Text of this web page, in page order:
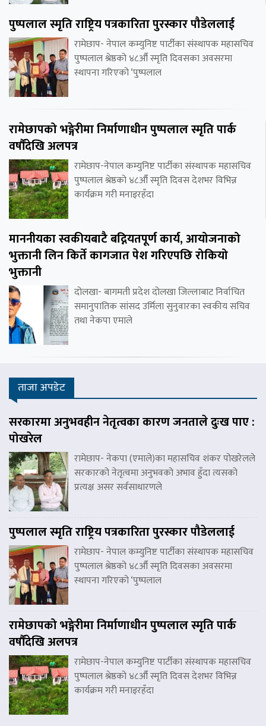
पुष्पलाल स्मृति राष्ट्रिय पत्रकारिता पुरस्कार पौडेललाई
रामेछाप- नेपाल कम्युनिष्ट पार्टीका संस्थापक महासचिव
पुष्पलाल श्रेष्ठको ४८औँ स्मृति दिवसका अवसरमा
स्थापना गरिएको ‘पुष्पलाल
रामेछापको भङ्गेरीमा निर्माणाधीन पुष्पलाल स्मृति पार्क
वर्षौंदेखि अलपत्र
रामेछाप-नेपाल कम्युनिष्ट पार्टीका संस्थापक महासचिव
पुष्पलाल श्रेष्ठको ४८औँ स्मृति दिवस देशभर विभिन्न
कार्यक्रम गरी मनाइरहँदा
माननीयका स्वकीयबाटै बद्नियतपूर्ण कार्य, आयोजनाको
भुक्तानी लिन किर्ते कागजात पेश गरिएपछि रोकियो
भुक्तानी
दोलखा- बागमती प्रदेश दोलखा जिल्लाबाट निर्वाचित
समानुपातिक सांसद उर्मिला सुनुवारका स्वकीय सचिव
तथा नेकपा एमाले
ताजा अपडेट
सरकारमा अनुभवहीन नेतृत्वका कारण जनताले दुःख पाए :
पोखरेल
रामेछाप- नेकपा (एमाले)का महासचिव शंकर पोखरेलले
सरकारको नेतृत्वमा अनुभवको अभाव हुँदा त्यसको
प्रत्यक्ष असर सर्वसाधारणले
पुष्पलाल स्मृति राष्ट्रिय पत्रकारिता पुरस्कार पौडेललाई
रामेछाप- नेपाल कम्युनिष्ट पार्टीका संस्थापक महासचिव
पुष्पलाल श्रेष्ठको ४८औँ स्मृति दिवसका अवसरमा
स्थापना गरिएको ‘पुष्पलाल
रामेछापको भङ्गेरीमा निर्माणाधीन पुष्पलाल स्मृति पार्क
वर्षौंदेखि अलपत्र
रामेछाप-नेपाल कम्युनिष्ट पार्टीका संस्थापक महासचिव
पुष्पलाल श्रेष्ठको ४८औँ स्मृति दिवस देशभर विभिन्न
कार्यक्रम गरी मनाइरहँदा